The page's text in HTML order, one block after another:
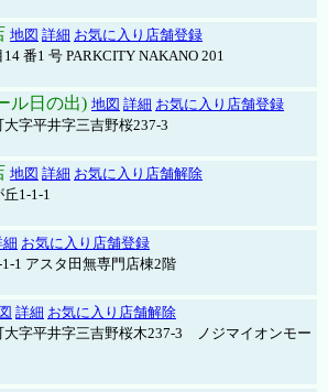
地図 詳細 お気に入り店舗登録
番1 号 PARKCITY NAKANO 201
ル日の出) 地図 詳細 お気に入り店舗登録
字平井字三吉野桜237-3
地図 詳細 お気に入り店舗解除
1-1-1
細 お気に入り店舗登録
1 アスタ田無専門店棟2階
詳細 お気に入り店舗解除
大字平井字三吉野桜木237-3 ノジマイオンモー